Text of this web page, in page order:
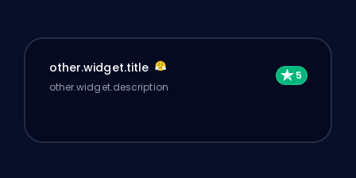
other.widget.title
other.widget.description